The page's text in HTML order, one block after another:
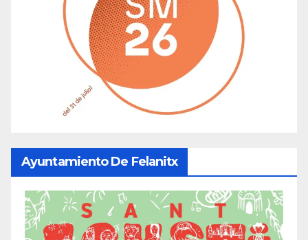
Ayuntamiento De Felanitx